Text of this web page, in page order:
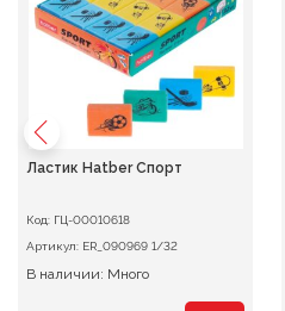
Ластик Hatber Спорт
Код: ГЦ-00010618
Артикул:
ER_090969 1/32
В наличии: Много